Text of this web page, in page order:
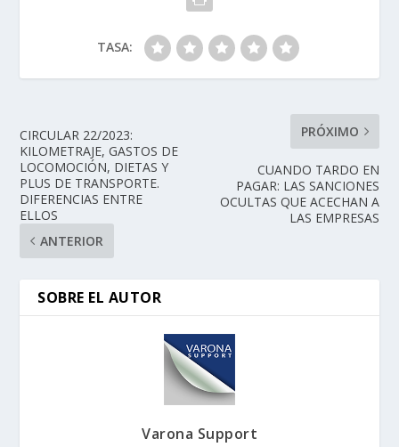
TASA:
CIRCULAR 22/2023:
KILOMETRAJE, GASTOS DE
LOCOMOCIÓN, DIETAS Y
PLUS DE TRANSPORTE.
DIFERENCIAS ENTRE
ELLOS
ANTERIOR
PRÓXIMO
CUANDO TARDO EN
PAGAR: LAS SANCIONES
OCULTAS QUE ACECHAN A
LAS EMPRESAS
SOBRE EL AUTOR
Varona Support